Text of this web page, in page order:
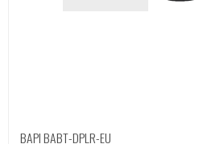
BAPI BABT-DPLR-EU